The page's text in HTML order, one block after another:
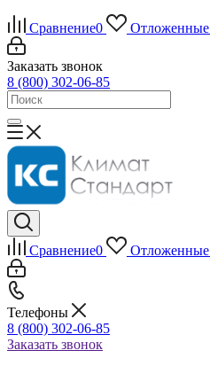
Сравнение0 Отложенные
Заказать звонок
8 (800) 302-06-85
Сравнение0 Отложенные
Телефоны
8 (800) 302-06-85
Заказать звонок